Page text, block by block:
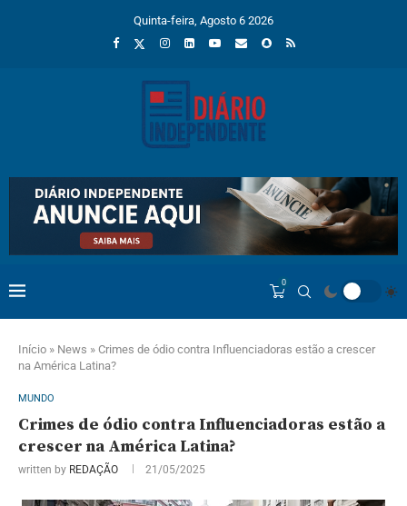
Quinta-feira, Agosto 6 2026
0
Início » News » Crimes de ódio contra Influenciadoras estão a crescer
na América Latina?
MUNDO
Crimes de ódio contra Influenciadoras estão a
crescer na América Latina?
written by REDAÇÃO 21/05/2025